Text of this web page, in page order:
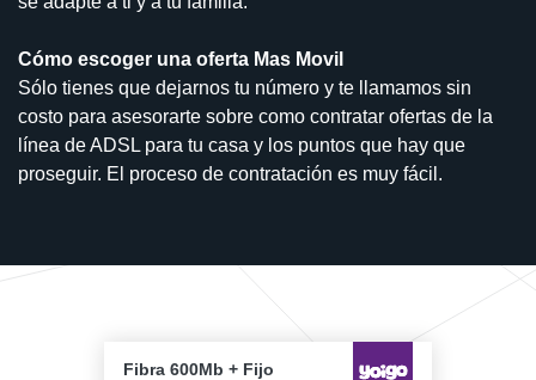
Cómo escoger una oferta Mas Movil
Sólo tienes que dejarnos tu número y te llamamos sin
costo para asesorarte sobre como contratar ofertas de la
línea de ADSL para tu casa y los puntos que hay que
proseguir. El proceso de contratación es muy fácil.
Fibra 600Mb + Fijo